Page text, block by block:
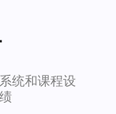
统和课程设